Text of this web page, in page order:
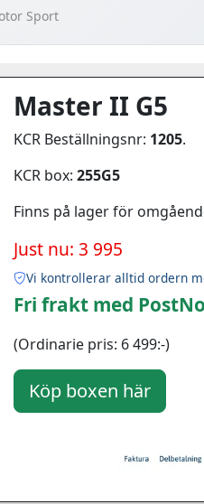
Sport
Master II G5
KCR Beställningsnr: 1205.
KCR box: 255G5
Finns på lager för
Just nu: 3 995
Vi kontrollerar alltid ordern
Fri frakt med
(Ordinarie pris: 6 499:-)